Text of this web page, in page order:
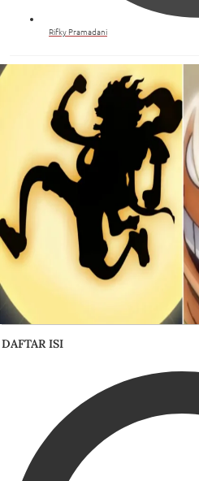
Rifky Pramadani
DAFTAR ISI